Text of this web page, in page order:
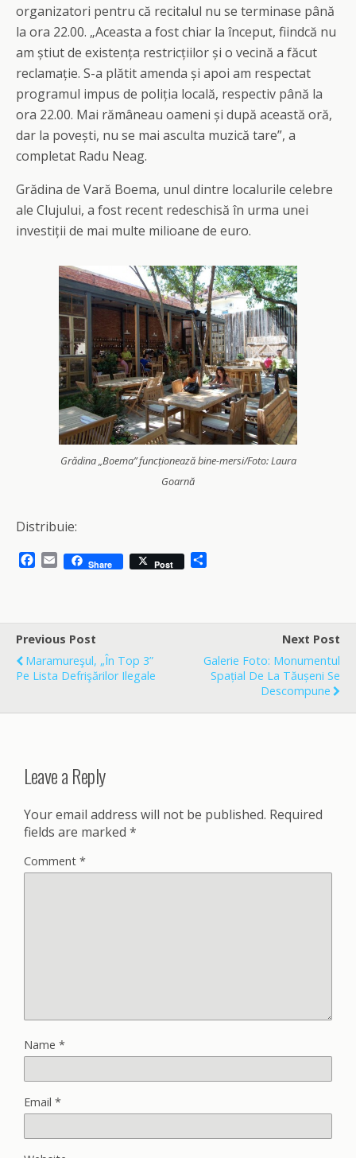
organizatori pentru că recitalul nu se terminase până
la ora 22.00. „Aceasta a fost chiar la început, fiindcă nu
am știut de existența restricțiilor și o vecină a făcut
reclamație. S-a plătit amenda și apoi am respectat
programul impus de poliția locală, respectiv până la
ora 22.00. Mai rămâneau oameni și după această oră,
dar la povești, nu se mai asculta muzică tare”, a
completat Radu Neag.
Grădina de Vară Boema, unul dintre localurile celebre
ale Clujului, a fost recent redeschisă în urma unei
investiții de mai multe milioane de euro.
Grădina „Boema” funcționează bine-mersi/Foto: Laura
Goarnă
Distribuie:
b
o
o
k
E
l
Share Post
e
Previous Post
Maramureşul, „în Top 3”
Pe Lista Defrişărilor Ilegale
Next Post
Galerie Foto: Monumentul
Spațial De La Tăușeni Se
Descompune
Leave a Reply
Your email address will not be published. Required
fields are marked *
Comment *
Name *
Email *